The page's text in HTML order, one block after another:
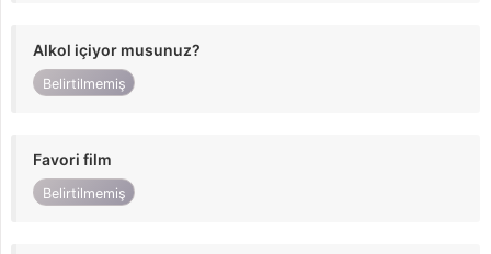
Alkol içiyor musunuz?
Belirtilmemiş
Favori film
Belirtilmemiş